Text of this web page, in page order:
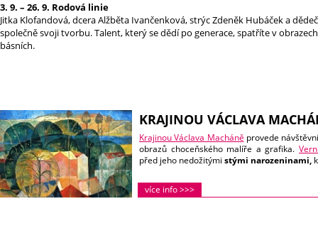
3. 9. – 26. 9. Rodová linie
Jitka Klofandová, dcera Alžběta Ivančenková, strýc Zdeněk Hubáček a
společně svoji tvorbu. Talent, který se dědí po generace, spatříte v
básních.
KRAJINOU VÁCLAVA
Krajinou Václava Macháně provede
obrazů choceňského malíře a grafika.
před jeho nedožitými stými narozeninami,
více info >>>